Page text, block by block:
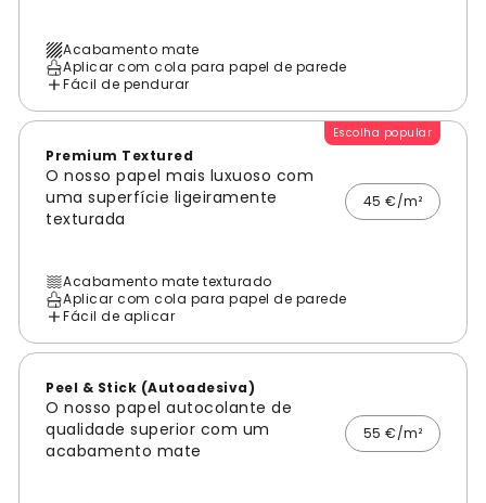
Acabamento mate
Aplicar com cola para papel de parede
Fácil de pendurar
Escolha popular
Premium Textured
O nosso papel mais luxuoso com
uma superfície ligeiramente
texturada
45 €/m²
Acabamento mate texturado
Aplicar com cola para papel de parede
Fácil de aplicar
Peel & Stick (Autoadesiva)
O nosso papel autocolante de
qualidade superior com um
acabamento mate
55 €/m²